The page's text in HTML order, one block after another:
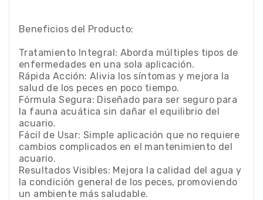
Beneficios del Producto:
Tratamiento Integral: Aborda múltiples tipos de
enfermedades en una sola aplicación.
Rápida Acción: Alivia los síntomas y mejora la
salud de los peces en poco tiempo.
Fórmula Segura: Diseñado para ser seguro para
la fauna acuática sin dañar el equilibrio del
acuario.
Fácil de Usar: Simple aplicación que no requiere
cambios complicados en el mantenimiento del
acuario.
Resultados Visibles: Mejora la calidad del agua y
la condición general de los peces, promoviendo
un ambiente más saludable.